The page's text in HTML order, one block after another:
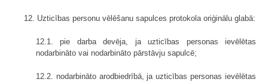
12. Uzticības personu vēlēšanu sapulces protokola oriģinālu glabā:
12.1. pie darba devēja, ja uzticības personas ievēlētas
nodarbināto vai nodarbināto pārstāvju sapulcē;
12.2. nodarbināto arodbiedrībā, ja uzticības personas ievēlētas